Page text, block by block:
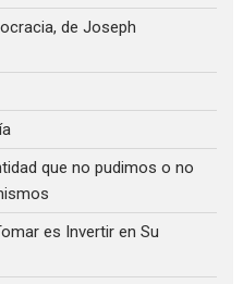
de Joseph
que no pudimos o no
es Invertir en Su